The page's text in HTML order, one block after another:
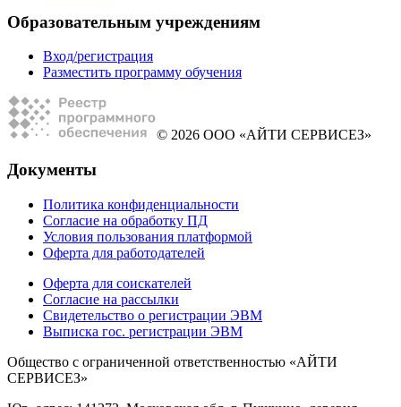
Образовательным учреждениям
Вход/регистрация
Разместить программу обучения
© 2026 ООО «АЙТИ СЕРВИСЕЗ»
Документы
Политика конфиденциальности
Согласие на обработку ПД
Условия пользования платформой
Оферта для работодателей
Оферта для соискателей
Согласие на рассылки
Свидетельство о регистрации ЭВМ
Выписка гос. регистрации ЭВМ
Общество с ограниченной ответственностью «АЙТИ
СЕРВИСЕЗ»